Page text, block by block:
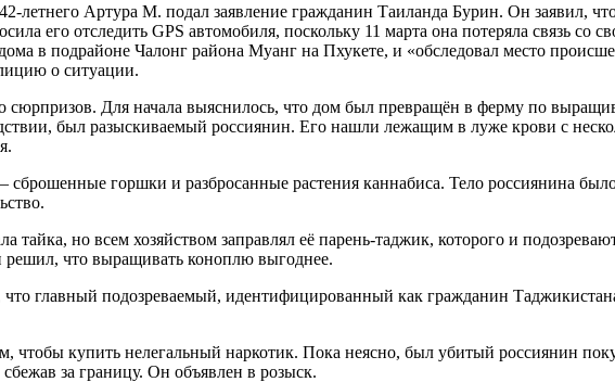
летнего Артура М. подал заявление гражданин Таиланда Бурин. Он заявил,
его отследить GPS автомобиля, поскольку 11 марта она потеряла связь
в подрайоне Чалонг района Муанг на Пхукете, и «обследовал место
о ситуации.
сюрпризов. Для начала выяснилось, что дом был превращён в ферму по
был разыскиваемый россиянин. Его нашли лежащим в луже крови с
горшки и разбросанные растения каннабиса. Тело россиянина
тайка, но всем хозяйством заправлял её парень-таджик, которого и
решил, что выращивать коноплю выгоднее.
главный подозреваемый, идентифицированный как гражданин
купить нелегальный наркотик. Пока неясно, был убитый россиянин
за границу. Он объявлен в розыск.